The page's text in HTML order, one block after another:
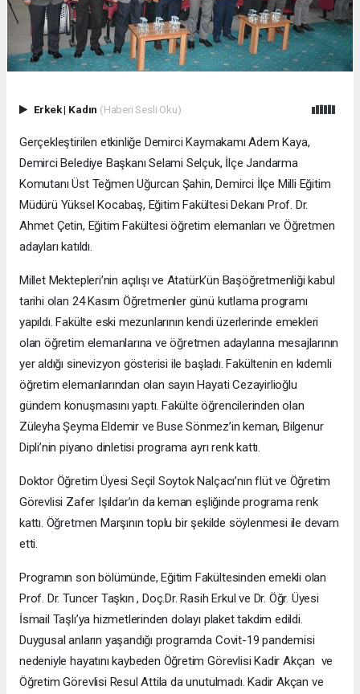
Erkek| Kadın (Haberi Sesli Oku)
Gerçekleştirilen etkinliğe Demirci Kaymakamı Adem Kaya,
Demirci Belediye Başkanı Selami Selçuk, İlçe Jandarma
Komutanı Üst Teğmen Uğurcan Şahin, Demirci İlçe Milli Eğitim
Müdürü Yüksel Kocabaş, Eğitim Fakültesi Dekanı Prof. Dr.
Ahmet Çetin, Eğitim Fakültesi öğretim elemanları ve Öğretmen
adayları katıldı.
Millet Mektepleri’nin açılışı ve Atatürk’ün Başöğretmenliği kabul
tarihi olan 24 Kasım Öğretmenler günü kutlama programı
yapıldı. Fakülte eski mezunlarının kendi üzerlerinde emekleri
olan öğretim elemanlarına ve öğretmen adaylarına mesajlarının
yer aldığı sinevizyon gösterisi ile başladı. Fakültenin en kıdemli
öğretim elemanlarından olan sayın Hayati Cezayirlioğlu
gündem konuşmasını yaptı. Fakülte öğrencilerinden olan
Züleyha Şeyma Eldemir ve Buse Sönmez’in keman, Bilgenur
Dipli’nin piyano dinletisi programa ayrı renk kattı.
Doktor Öğretim Üyesi Seçil Soytok Nalçacı’nın flüt ve Öğretim
Görevlisi Zafer Işıldar’ın da keman eşliğinde programa renk
kattı. Öğretmen Marşının toplu bir şekilde söylenmesi ile devam
etti.
Programın son bölümünde, Eğitim Fakültesinden emekli olan
Prof. Dr. Tuncer Taşkın , Doç.Dr. Rasih Erkul ve Dr. Öğr. Üyesi
İsmail Taşlı’ya hizmetlerinden dolayı plaket takdim edildi.
Duygusal anların yaşandığı programda Covit-19 pandemisi
nedeniyle hayatını kaybeden Öğretim Görevlisi Kadir Akçan ve
Öğretim Görevlisi Resul Attila da unutulmadı. Kadir Akçan ve